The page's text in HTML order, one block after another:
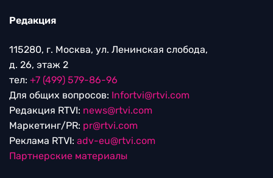
Редакция
115280, г. Москва, ул. Ленинская слобода,
д. 26, этаж 2
тел: +7 (499) 579-86-96
Для общих вопросов: Infortvi@rtvi.com
Редакция RTVI: news@rtvi.com
Маркетинг/PR: pr@rtvi.com
Реклама RTVI: adv-eu@rtvi.com
Партнерские материалы